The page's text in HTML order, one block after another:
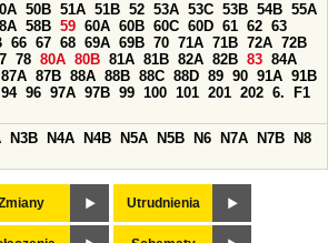
50B 51A 51B 52 53A 53C 53B 54B 55A
58B 59 60A 60B 60C 60D 61 62 63
66 67 68 69A 69B 70 71A 71B 72A 72B
78 80A 80B 81A 81B 82A 82B 83 84A
87A 87B 88A 88B 88C 88D 89 90 91A 91B
94 96 97A 97B 99 100 101 201 202 6.
F1
N3B N4A N4B N5A N5B N6 N7A N7B
N8
Utrudnienia